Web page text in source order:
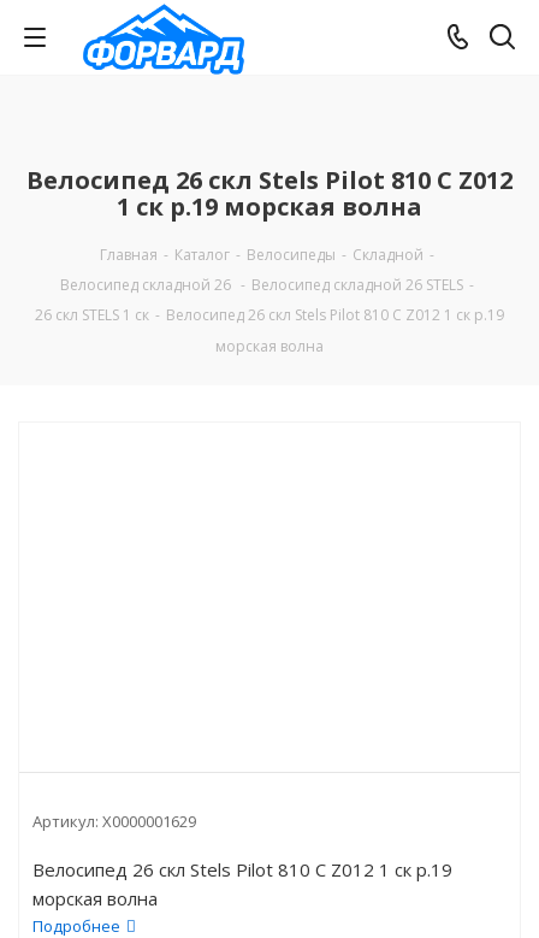
Велосипед 26 скл Stels Pilot 810 С Z012
1 ск р.19 морская волна
Главная - Каталог - Велосипеды - Складной -
Велосипед складной 26 - Велосипед складной 26 STELS -
26 скл STELS 1 ск - Велосипед 26 скл Stels Pilot 810 С Z012 1 ск р.19
морская волна
Артикул: X0000001629
Велосипед 26 скл Stels Pilot 810 С Z012 1 ск р.19
морская волна
Подробнее